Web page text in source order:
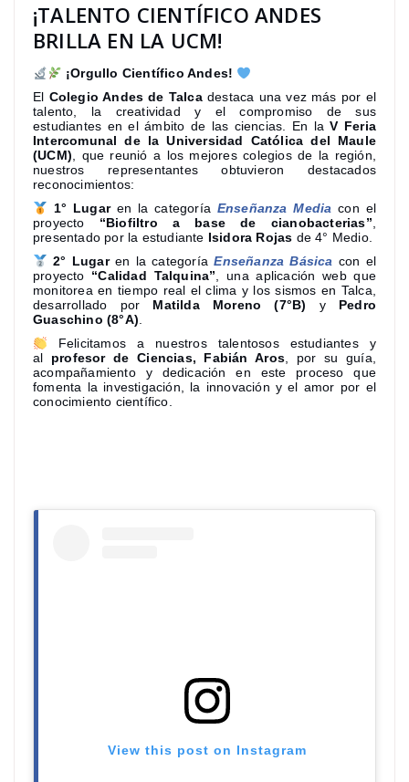
¡TALENTO CIENTÍFICO ANDES
BRILLA EN LA UCM!
¡Orgullo Científico Andes!
El Colegio Andes de Talcadestaca una vez más por el
talento, la creatividad y el compromiso de sus
estudiantes en el ámbito de las ciencias. En laV Feria
Intercomunal de la Universidad Católica del Maule
(UCM), que reunió a los mejores colegios de la región,
nuestros representantes obtuvieron destacados
reconocimientos:
1° Lugaren la categoría Enseñanza Media con el
proyecto “Biofiltro a base de cianobacterias”,
presentado por la estudiante Isidora Rojas de 4° Medio.
2° Lugaren la categoríaEnseñanza Básica con el
proyecto “Calidad Talquina”, una aplicación web que
monitorea en tiempo real el clima y los sismos en Talca,
desarrollado por Matilda Moreno (7°B) y Pedro
Guaschino (8°A).
Felicitamos a nuestros talentosos estudiantes y
al profesor de Ciencias, Fabián Aros, por su guía,
acompañamiento y dedicación en este proceso que
fomenta la investigación, la innovación y el amor por el
conocimiento científico.
View this post on Instagram